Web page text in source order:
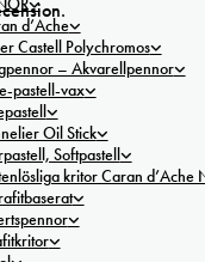
d’Ache
Castell Polychromos
– Akvarellpennor
pastell-vax
Oil Stick
Softpastell
kritor Caran d’Ache